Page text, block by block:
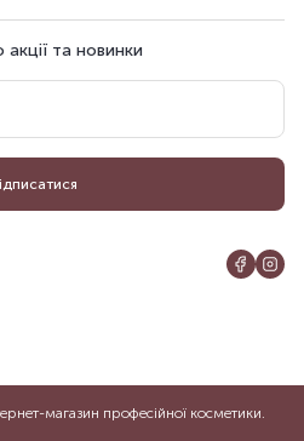
та новинки
магазин професійної косметики.